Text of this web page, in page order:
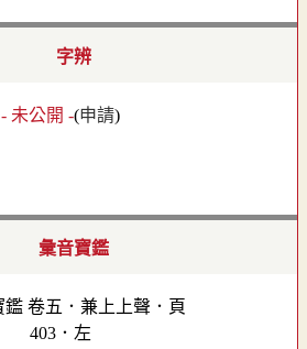
字辨
- 未公開 -(申請)
彙音寶鑑